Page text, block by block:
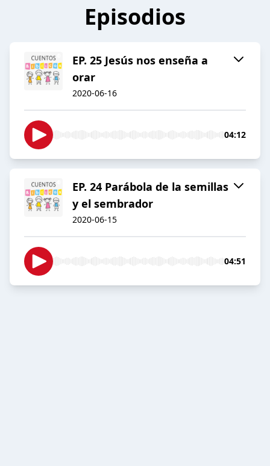
Episodios
EP. 25 Jesús nos enseña a
orar
2020-06-16
04:12
EP. 24 Parábola de la semillas
y el sembrador
2020-06-15
04:51